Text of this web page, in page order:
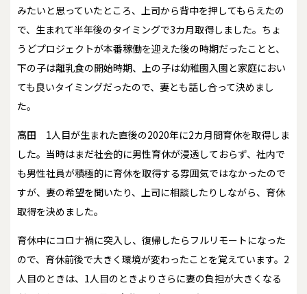
みたいと思っていたところ、上司から背中を押してもらえたの
で、生まれて半年後のタイミングで3カ月取得しました。ちょ
うどプロジェクトが本番稼働を迎えた後の時期だったことと、
下の子は離乳食の開始時期、上の子は幼稚園入園と家庭におい
ても良いタイミングだったので、妻とも話し合って決めまし
た。
高田
1人目が生まれた直後の2020年に2カ月間育休を取得しま
した。当時はまだ社会的に男性育休が浸透しておらず、社内で
も男性社員が積極的に育休を取得する雰囲気ではなかったので
すが、妻の希望を聞いたり、上司に相談したりしながら、育休
取得を決めました。
育休中にコロナ禍に突入し、復帰したらフルリモートになった
ので、育休前後で大きく環境が変わったことを覚えています。2
人目のときは、1人目のときよりさらに妻の負担が大きくなる